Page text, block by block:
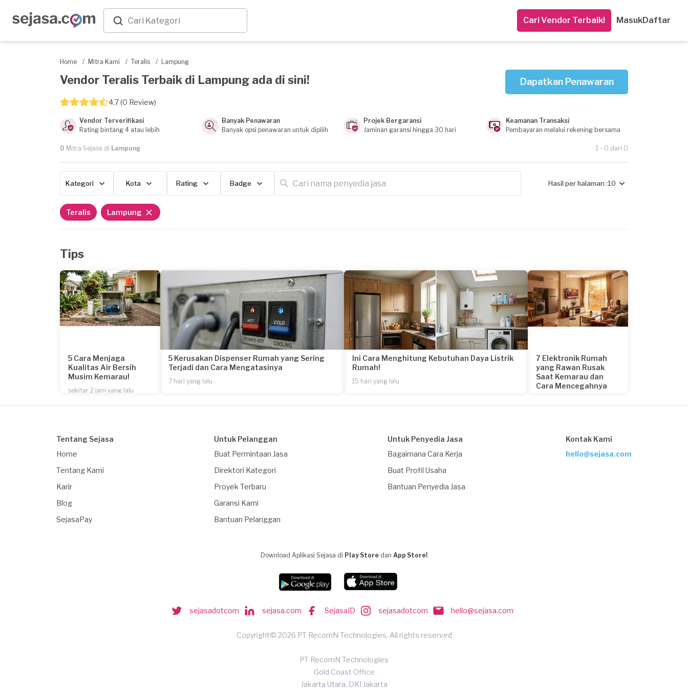
Cari Vendor Terbaik! MasukDaftar
Home / Mitra Kami / Teralis / Lampung
Vendor Teralis Terbaik di Lampung ada di sini!
4.7 (0 Review)
Dapatkan Penawaran
Vendor Terverifikasi
Rating bintang 4 atau lebih
Banyak Penawaran
Banyak opsi penawaran untuk dipilih
Projek Bergaransi
Jaminan garansi hingga 30 hari
Keamanan Transaksi
Pembayaran melalui rekening bersama
0 Mitra Sejasa di Lampung 1 - 0 dari 0
Kategori Kota Rating Badge Hasil per halaman :10
Teralis Lampung
Tips
5 Cara Menjaga
Kualitas Air Bersih
Musim Kemarau!
sekitar 2 jam yang lalu
5 Kerusakan Dispenser Rumah yang Sering
Terjadi dan Cara Mengatasinya
7 hari yang lalu
Ini Cara Menghitung Kebutuhan Daya Listrik
Rumah!
15 hari yang lalu
7 Elektronik Rumah
yang Rawan Rusak
Saat Kemarau dan
Cara Mencegahnya
Tentang Sejasa
Home
Tentang Kami
Karir
Blog
SejasaPay
Untuk Pelanggan
Buat Permintaan Jasa
Direktori Kategori
Proyek Terbaru
Garansi Kami
Bantuan Pelanggan
Untuk Penyedia Jasa
Bagaimana Cara Kerja
Buat Profil Usaha
Bantuan Penyedia Jasa
Kontak Kami
hello@sejasa.com
Download Aplikasi Sejasa di Play Store dan App Store!
sejasadotcom sejasa.com SejasaID sejasadotcom hello@sejasa.com
Copyright© 2026 PT RecomN Technologies, All rights reserved
PT RecomN Technologies
Gold Coast Office
Jakarta Utara, DKI Jakarta